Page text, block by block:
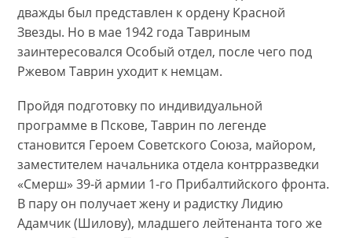
дважды был представлен к ордену Красной
Звезды. Но в мае 1942 года Тавриным
заинтересовался Особый отдел, после чего под
Ржевом Таврин уходит к немцам.
Пройдя подготовку по индивидуальной
программе в Пскове, Таврин по легенде
становится Героем Советского Союза, майором,
заместителем начальника отдела контрразведки
«Смерш» 39-й армии 1-го Прибалтийского фронта.
В пару он получает жену и радистку Лидию
Адамчик (Шилову), младшего лейтенанта того же